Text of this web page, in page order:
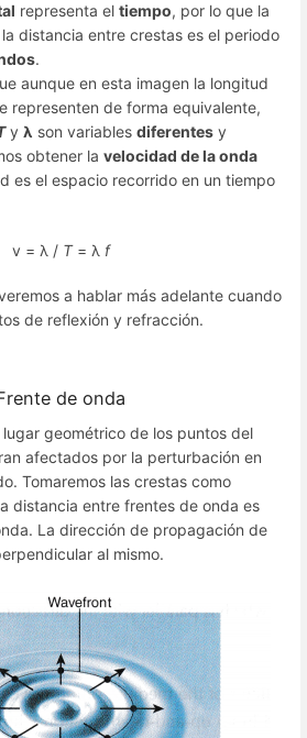
representa el tiempo, por lo que la
distancia entre crestas es el periodo
.
aunque en esta imagen la longitud
representen de forma equivalente,
y λ son variables diferentes y
obtener la velocidad de la onda
es el espacio recorrido en un tiempo
v = λ / T= λ f
a hablar más adelante cuando
de reflexión y refracción.
de onda
lugar geométrico de los puntos del
afectados por la perturbación en
Tomaremos las crestas como
distancia entre frentes de onda es
La dirección de propagación de
al mismo.